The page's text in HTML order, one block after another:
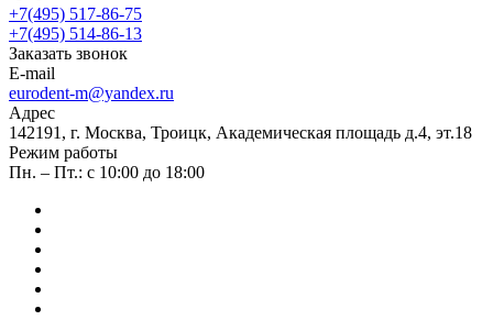
+7(495) 517-86-75
+7(495) 514-86-13
Заказать звонок
E-mail
eurodent-m@yandex.ru
Адрес
142191, г. Москва, Троицк, Академическая площадь д.4, эт.18
Режим работы
Пн. – Пт.: с 10:00 до 18:00